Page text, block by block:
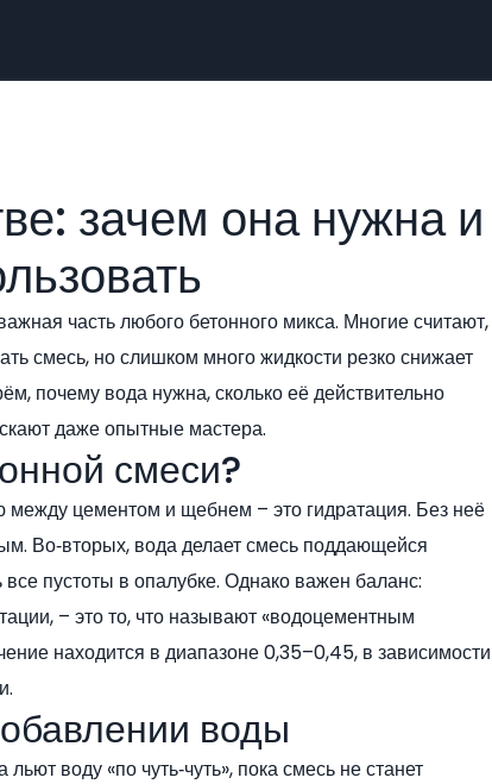
зачем она нужна и
часть любого бетонного микса. Многие считают,
смесь, но слишком много жидкости резко снижает
почему вода нужна, сколько её действительно
даже опытные мастера.
смеси?
между цементом и щебнем – это гидратация. Без неё
Во‑вторых, вода делает смесь поддающейся
пустоты в опалубке. Однако важен баланс:
– это то, что называют «водоцементным
находится в диапазоне 0,35–0,45, в зависимости
воды
воду «по чуть‑чуть», пока смесь не станет